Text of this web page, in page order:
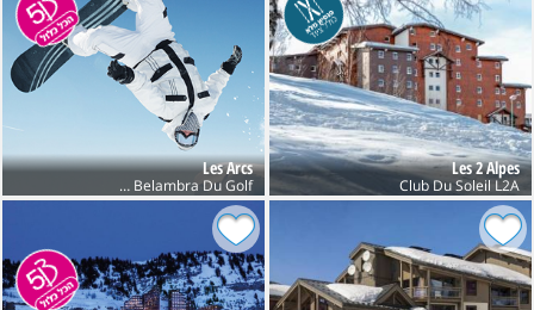
Les 2 Alpes
Club Du Soleil L2A
Les Arcs
Club Belambra Du Golf